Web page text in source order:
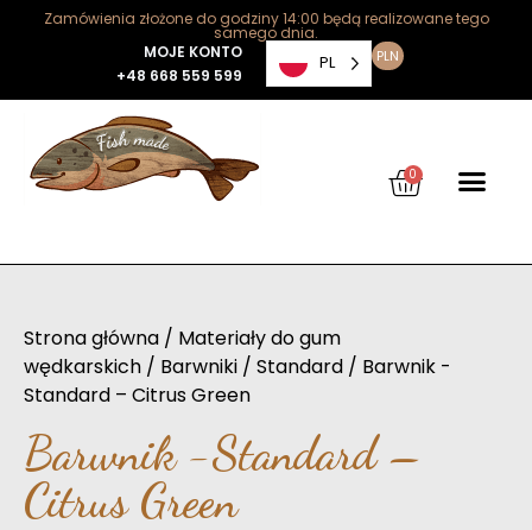
Zamówienia złożone do godziny 14:00 będą realizowane tego
samego dnia.
MOJE KONTO
+48 668 559 599
PL PLN
0
Strona główna / Materiały do gum
wędkarskich / Barwniki / Standard / Barwnik -
Standard – Citrus Green
Barwnik -Standard –
Citrus Green